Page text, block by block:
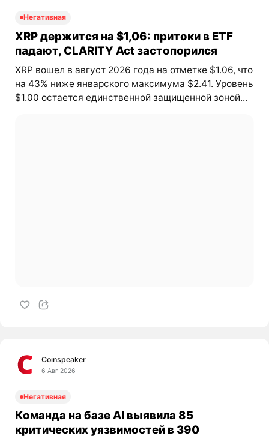
Негативная
XRP держится на $1,06: притоки в ETF
падают, CLARITY Act застопорился
XRP вошел в август 2026 года на отметке $1.06, что
на 43% ниже январского максимума $2.41. Уровень
$1.00 остается единственной защищенной зоной...
Coinspeaker
6 Авг 2026
Негативная
Команда на базе AI выявила 85
критических уязвимостей в 390